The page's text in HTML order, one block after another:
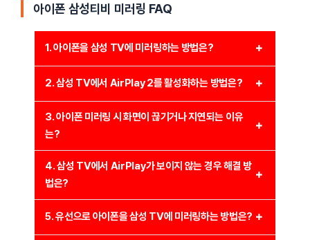
아이폰 삼성티비 미러링 FAQ
1. 아이폰을 삼성 TV에 미러링하는 방법은?
아이폰을 삼성 TV에 미러링하려면 여러 가지 방법이
삼성 TV가 AirPlay 2를 지원하는 경우, 아이폰의 제어
됩니다.
AirPlay를 지원하지 않는 구형 삼성 TV의 경우, 타사 앱
HDMI 동글(Apple TV, Anycast)을 사용해야 합니다.
아이폰과 삼성 TV가 동일한 Wi-Fi에 연결되어 있어야
2. 삼성 TV에서 AirPlay 2를 활성화하는 방법은?
삼성 TV에서 AirPlay 2를 활성화하려면 아래 단계를
따르세요.
→ Apple AirPlay 설정(AirPlay Settings)으로 이동합
니다.
AirPlay 기능을 “사용”으로 설정합니다.
연결 방식을 “매번 확인” 또는 “자동”으로 설정할 수 있
3. 아이폰 미러링 시 화면이 끊기거나 지연되는 이유
는?
미러링 중 화면이 끊기거나 지연되는 원인은 여러 가지가
있습니다.
나 유선 인터넷 연결을 고려해야 합니다.
4. 삼성 TV에서 AirPlay가 보이지 않는 경우 해결 방
법은?
삼성 TV에서 AirPlay가 보이지 않는 경우 다음을
5. 유선으로 아이폰을 삼성 TV에 미러링하는 방법은?